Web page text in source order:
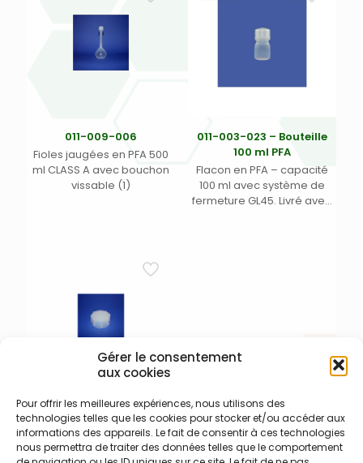
Gérer le consentement
aux cookies
Pour offrir les meilleures expériences, nous utilisons des
technologies telles que les cookies pour stocker et/ou accéder aux
informations des appareils. Le fait de consentir à ces technologies
nous permettra de traiter des données telles que le comportement
011-009-006
Fioles jaugées en PFA 500
ml CLASS A avec bouchon
vissable (1)
011-003-023 – Bouteille
100 ml PFA
Flacon en PFA – capacité
100 ml avec système de
fermeture GL45. Livré avec
011-007-008 – Bouchon
PFA 58 mm
Bouchon fileté en PFA de 58